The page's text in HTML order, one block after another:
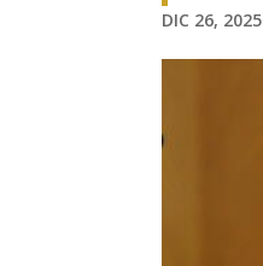
DIC 26, 2025